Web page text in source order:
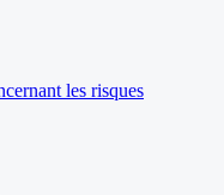
les risques